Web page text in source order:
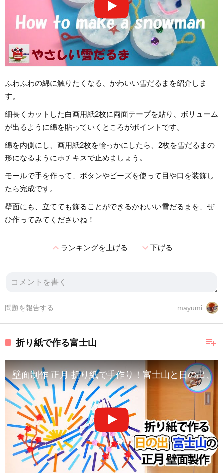
ふわふわの綿に触りたくなる、かわいい雪だるまを紹介しま
す。
細長くカットした白画用紙2枚に両面テープを貼り、ボリューム
が出るように綿を貼っていくところがポイントです。
綿を内側にし、画用紙2枚を輪っかにしたら、2枚を雪だるまの
形になるようにホチキスで止めましょう。
モールで手を作って、ボタンやビーズを使って目や口を装飾し
たら完成です。
壁面にも、立てても飾ることができるかわいい雪だるまを、ぜ
ひ作ってみてくださいね！
expand_lessランキングを上げる expand_more下げる
mayumi
問題を報告する
playlist_add
折り紙で作る富士山
壁面制作 正月 折り紙で手作り！富士山と日の出、